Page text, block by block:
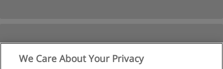
We Care About Your Privacy